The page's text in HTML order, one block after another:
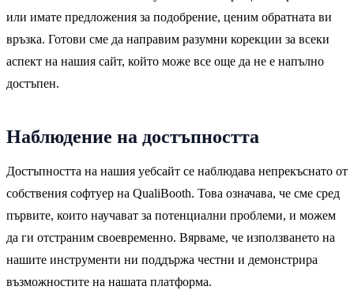
или имате предложения за подобрение, ценим обратната ви
връзка. Готови сме да направим разумни корекции за всеки
аспект на нашия сайт, който може все още да не е напълно
достъпен.
Наблюдение на достъпността
Достъпността на нашия уебсайт се наблюдава непрекъснато от
собствения софтуер на QualiBooth. Това означава, че сме сред
първите, които научават за потенциални проблеми, и можем
да ги отстраним своевременно. Вярваме, че използването на
нашите инструменти ни поддържа честни и демонстрира
възможностите на нашата платформа.